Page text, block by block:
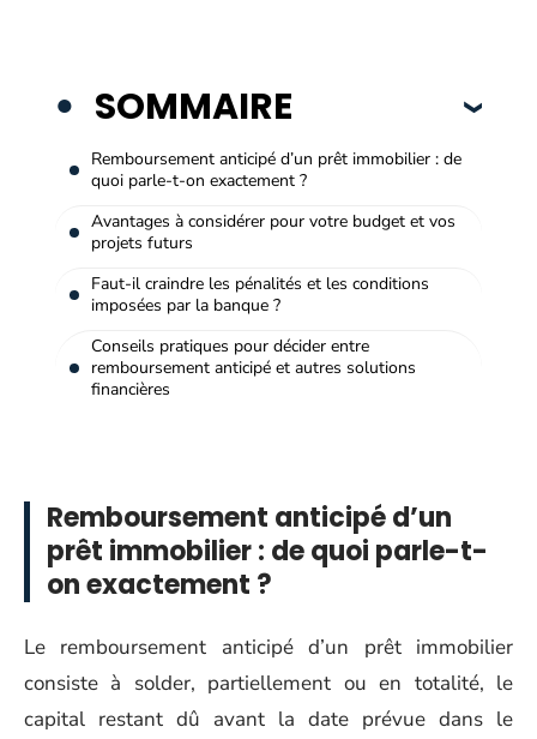
SOMMAIRE
Remboursement anticipé d’un prêt immobilier : de
quoi parle-t-on exactement ?
Avantages à considérer pour votre budget et vos
projets futurs
Faut-il craindre les pénalités et les conditions
imposées par la banque ?
Conseils pratiques pour décider entre
remboursement anticipé et autres solutions
financières
Remboursement anticipé d’un
prêt immobilier : de quoi parle-t-
on exactement ?
Le remboursement anticipé d’un prêt immobilier
consiste à solder, partiellement ou en totalité, le
capital restant dû avant la date prévue dans le